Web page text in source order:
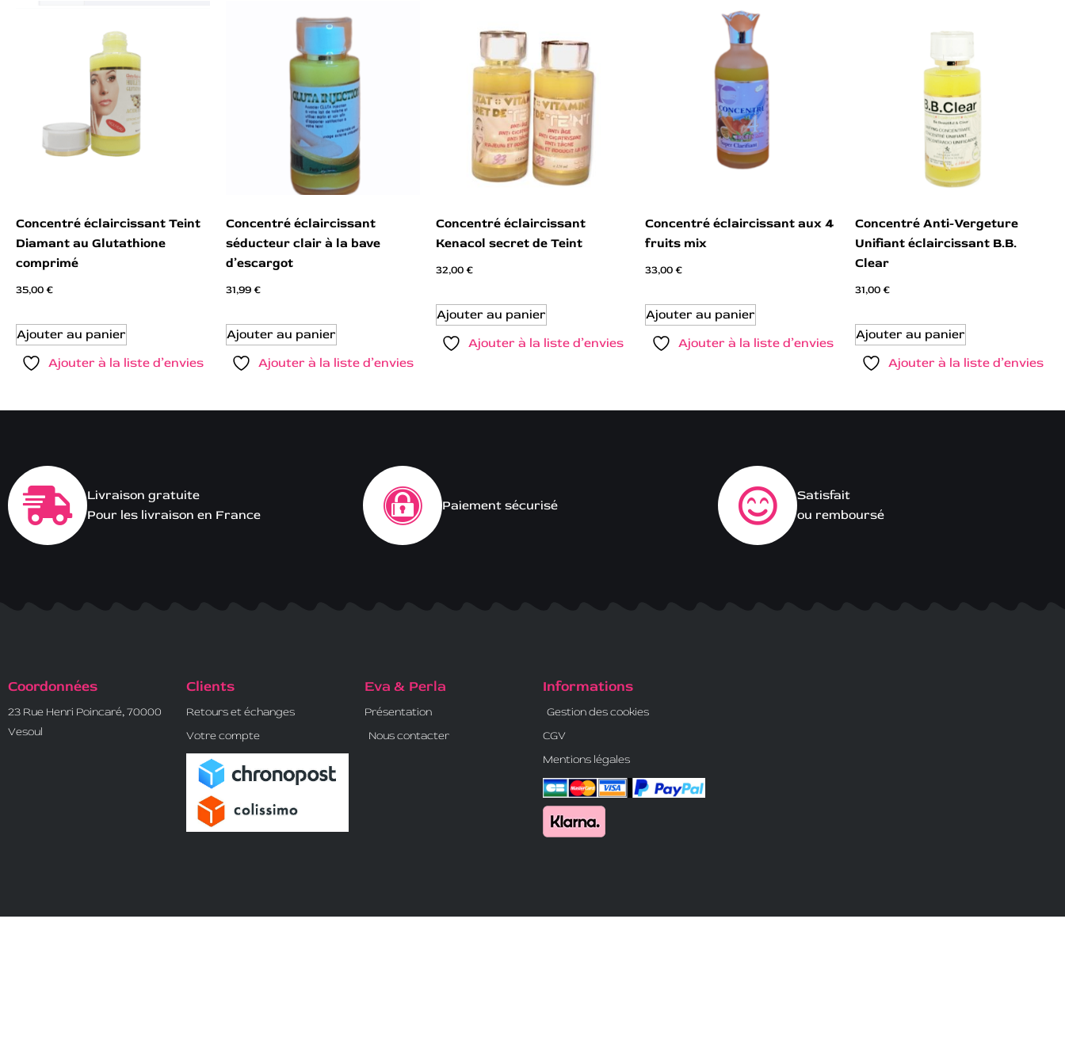
Concentré éclaircissant Teint
Diamant au Glutathione
comprimé
35,00€
Ajouter au panier
Ajouter à la liste d’envies
Concentré éclaircissant
séducteur clair à la bave
d’escargot
31,99€
Ajouter au panier
Ajouter à la liste d’envies
Concentré éclaircissant
Kenacol secret de Teint
32,00€
Ajouter au panier
Ajouter à la liste d’envies
Concentré éclaircissant aux 4
fruits mix
33,00€
Ajouter au panier
Ajouter à la liste d’envies
Concentré Anti-Vergeture
Unifiant éclaircissant B.B.
Clear
31,00€
Ajouter au panier
Ajouter à la liste d’envies
Livraison gratuite
Pour les livraison en France
Paiement sécurisé
Satisfait
ou remboursé
Coordonnées
23 Rue Henri Poincaré, 70000
Vesoul
Clients
Retours et échanges
Votre compte
Eva & Perla
Présentation
Nous contacter
Informations
Gestion des cookies
CGV
Mentions légales